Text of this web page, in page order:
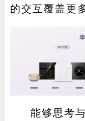
的交互覆盖更
能够思考